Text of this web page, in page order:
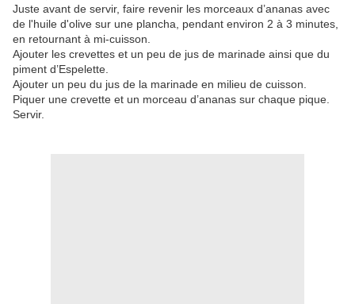
Juste avant de servir, faire revenir les morceaux d’ananas avec
de l'huile d'olive sur une plancha, pendant environ 2 à 3 minutes,
en retournant à mi-cuisson.
Ajouter les crevettes et un peu de jus de marinade ainsi que du
piment d’Espelette.
Ajouter un peu du jus de la marinade en milieu de cuisson.
Piquer une crevette et un morceau d’ananas sur chaque pique
Servir.